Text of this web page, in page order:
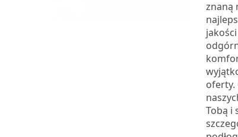
znaną
oferty.
Tobą i